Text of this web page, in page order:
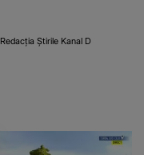
Redacția Știrile Kanal D